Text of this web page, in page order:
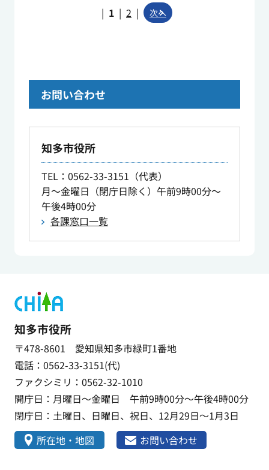
| 1 | 2 | 次へ
お問い合わせ
知多市役所
TEL：0562-33-3151（代表）
月～金曜日（閉庁日除く）午前9時00分～
午後4時00分
各課窓口一覧
知多市役所
〒478-8601 愛知県知多市緑町1番地
電話：0562-33-3151(代)
ファクシミリ：0562-32-1010
開庁日：月曜日～金曜日 午前9時00分～午後4時00分
閉庁日：土曜日、日曜日、祝日、12月29日～1月3日
所在地・地図
お問い合わせ